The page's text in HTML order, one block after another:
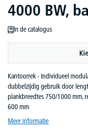
4000 BW,
In de catalogus
Kantoorrek - Individueel
dubbelzijdig gebruik door
plankbreedtes 750/1000 mm,
600 mm
Meer informatie